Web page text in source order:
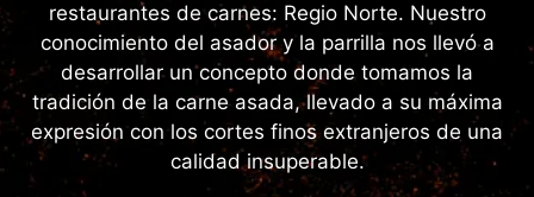
restaurantes de carnes: Regio Norte. Nuestro
conocimiento del asador y la parrilla nos llevó a
desarrollar un concepto donde tomamos la
tradición de la carne asada, llevado a su máxima
expresión con los cortes finos extranjeros de una
calidad insuperable.